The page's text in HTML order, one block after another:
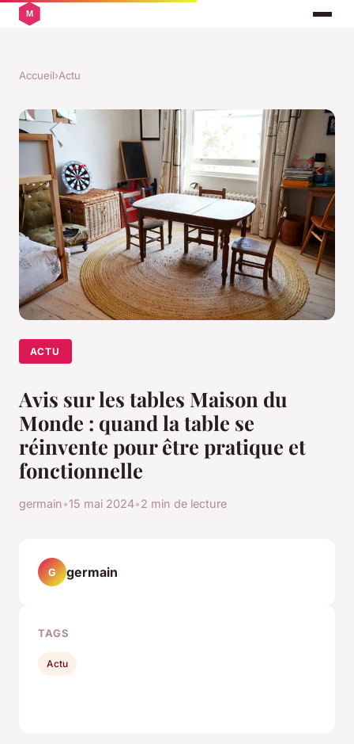
Accueil›Actu
ACTU
Avis sur les tables Maison du
Monde : quand la table se
réinvente pour être pratique et
fonctionnelle
germain•15 mai 2024•2 min de lecture
G germain
TAGS
Actu